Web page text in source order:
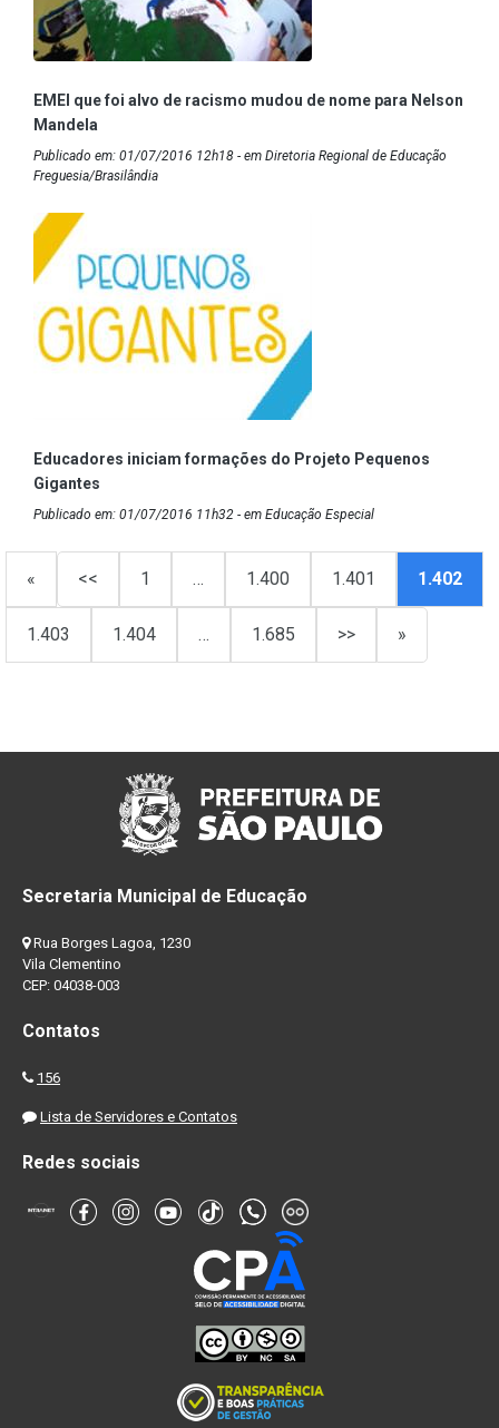
EMEI que foi alvo de racismo mudou de nome para Nelson
Mandela
Publicado em: 01/07/2016 12h18 - em Diretoria Regional de Educação
Freguesia/Brasilândia
Educadores iniciam formações do Projeto Pequenos
Gigantes
Publicado em: 01/07/2016 11h32 - em Educação Especial
« << 1 … 1.400 1.401 1.402
1.403 1.404 … 1.685 >> »
Secretaria Municipal de Educação
Rua Borges Lagoa, 1230
Vila Clementino
CEP: 04038-003
Contatos
156
Lista de Servidores e Contatos
Redes sociais